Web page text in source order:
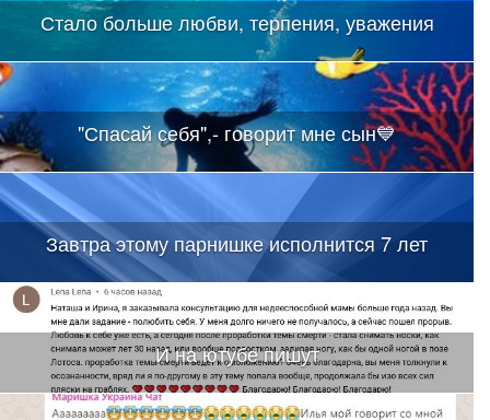
Стало больше любви, терпения, уважения
"Спасай себя",- говорит мне сын💙
Завтра этому парнишке исполнится 7 лет
И на ютубе пишут